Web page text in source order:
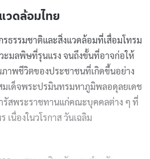
วดล้อมไทย
ธรรมชาติและสิ่งแวดล้อมที่เสื่อมโทรม
มลพิษที่รุนแรง จนถึงขั้นที่อาจก่อให้
าพชีวิตของประชาชนที่เกิดขึ้นอย่าง
เด็จพระปรมินทรมหาภูมิพลอดุลยเดช
รัสพระราชทานแก่คณะบุคคลต่าง ๆ ที่
เนื่องในวโรกาส วันเฉลิม